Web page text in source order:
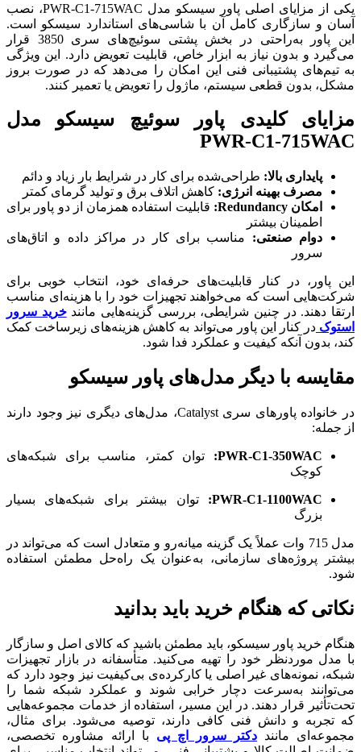
یکی از مزایای اصلی پاور سیسکو مدل PWR-C1-715WAC، نصب
آسان و سازگاری کامل آن با شاسی‌های استاندارد سیسکو است.
این پاور به‌راحتی در بخش پشتی سوئیچ‌های سری 3850 قرار
می‌گیرد و بدون نیاز به ابزار خاص، قابلیت تعویض دارد. این ویژگی
به تیم‌های پشتیبانی فنی این امکان را می‌دهد که در صورت بروز
مشکل، بدون قطعی سیستم، ماژول را تعویض یا تعمیر کنند.
مزایای کلیدی پاور سوئیچ سیسکو مدل
PWR-C1-715WAC
پایداری بالا: طراحی‌شده برای کار در شرایط بار زیاد و دائم
مصرف بهینه انرژی: کاهش اتلاف برق و تولید گرمای کمتر
امکان Redundancy:
قابلیت استفاده همزمان از دو پاور برای
اطمینان بیشتر
دوام صنعتی: مناسب برای کار در مراکز داده و اتاق‌های
سرور
این پاور، در کنار قابلیت‌های حرفه‌ای خود، انتخاب خوبی برای
شرکت‌هایی است که می‌خواهند تجهیزات خود را با هزینه‌ای مناسب
ارتقا دهند. در چنین شرایطی، بررسی گزینه‌هایی مانندخرید سرور
استوک در کنار این پاور می‌تواند به کاهش هزینه‌های زیرساخت کمک
کند، بدون آنکه کیفیت و عملکرد فدا شود.
مقایسه با دیگر مدل‌های پاور سیسکو
در خانواده پاورهای سری Catalyst، مدل‌های دیگری نیز وجود دارند
از جمله:
PWR-C1-350WAC:
توان کمتر، مناسب برای شبکه‌های
کوچک
PWR-C1-1100WAC:
توان بیشتر برای شبکه‌های بسیار
بزرگ
مدل 715 وات عملاً یک گزینه میانه‌رو و متعادل است که می‌تواند در
بیشتر پروژه‌های سازمانی، به‌عنوان یک راه‌حل مطمئن استفاده
شود.
نکاتی که هنگام خرید باید بدانید
هنگام خرید پاور سیسکو، باید مطمئن باشید که کالای اصل و سازگار
با مدل موردنظر خود را تهیه می‌کنید. متأسفانه در بازار تجهیزات
شبکه، نمونه‌های غیر اصلی یا کارکرده‌ی بی‌کیفیت نیز وجود دارد که
می‌توانند به‌سرعت دچار خرابی شوند و عملکرد شبکه شما را
تحت‌تأثیر قرار دهند. در این مسیر، استفاده از خدمات مجموعه‌هایی
که تجربه و دانش فنی کافی دارند، توصیه می‌شود. برای مثال،
مجموعه‌ای مانند دکتر سرور اچ پی با ارائه مشاوره تخصصی،